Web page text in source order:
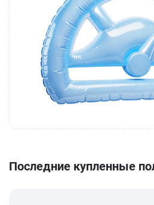
Последние купленные